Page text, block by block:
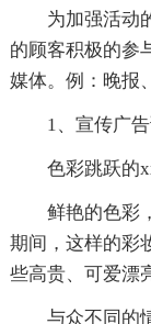
为加强活动的'
的顾客积极的参
媒体。例：晚报
1、宣传广告
色彩跳跃的
鲜艳的色彩，
期间，这样的彩
些高贵、可爱漂
与众不同的